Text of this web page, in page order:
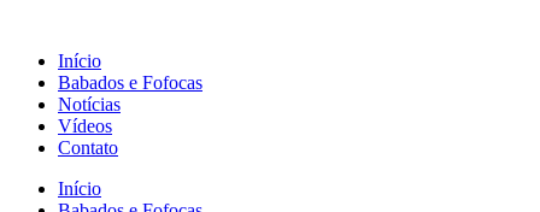
conteúdo
Início
Babados e Fofocas
Notícias
Vídeos
Contato
Início